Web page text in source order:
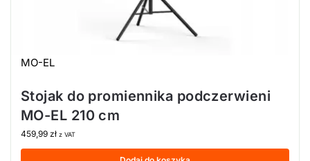
MO-EL
Stojak do promiennika podczerwieni
MO-EL 210 cm
459,99 zł z VAT